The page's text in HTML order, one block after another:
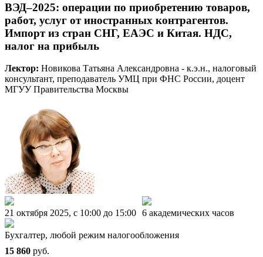
ВЭД–2025: операции по приобретению товаров,
работ, услуг от иностранных контрагентов.
Импорт из стран СНГ, ЕАЭС и Китая. НДС,
налог на прибыль
Лектор: Новикова Татьяна Александровна - к.э.н., налоговый
консультант, преподаватель УМЦ при ФНС России, доцент
МГУУ Правительства Москвы
21 октября 2025, c 10:00 до 15:00 6 академических часов
Бухгалтер, любой режим налогообложения
15 860 руб.